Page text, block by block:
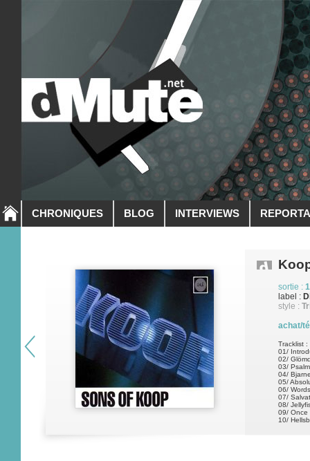
CHRONIQUES BLOG INTERVIEWS
sortie :
label :
style :
achat/
Tracklist :
01/
02/
03/ Psalm
04/
05/
06/
07/
08/
09/ Once
10/